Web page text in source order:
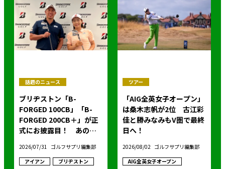
話題のニュース
ブリヂストン「B-
FORGED 100CB」「B-
FORGED 200CB＋」が正
式にお披露目！ あのア
らかに！
2026/07/31
ゴルフサプリ編集部
アイアン
ブリヂストン
ツアー
「AIG全英女子オープン」
は桑木志帆が2位 古江彩
佳と勝みなみもV圏で最終
日へ！
2026/08/02 ゴルフサプリ編集部
AIG全英女子オープン